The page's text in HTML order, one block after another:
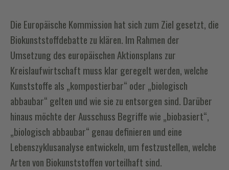
Die Europäische Kommission hat sich zum Ziel gesetzt, die
Biokunststoffdebatte zu klären. Im Rahmen der
Umsetzung des europäischen Aktionsplans zur
Kreislaufwirtschaft muss klar geregelt werden, welche
Kunststoffe als „kompostierbar“ oder „biologisch
abbaubar“ gelten und wie sie zu entsorgen sind. Darüber
hinaus möchte der Ausschuss Begriffe wie „biobasiert“,
„biologisch abbaubar“ genau definieren und eine
Lebenszyklusanalyse entwickeln, um festzustellen, welche
Arten von Biokunststoffen vorteilhaft sind.